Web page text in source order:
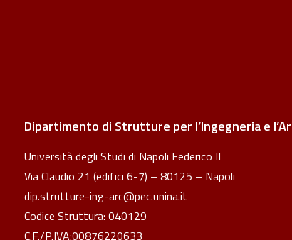
Dipartimento di Strutture per l’Ingegneria e
Università degli Studi di Napoli Federico II
Via Claudio 21 (edifici 6-7) – 80125 – Napoli
dip.strutture-ing-arc@pec.unina.it
Codice Struttura: 040129
C.F./P.IVA:00876220633